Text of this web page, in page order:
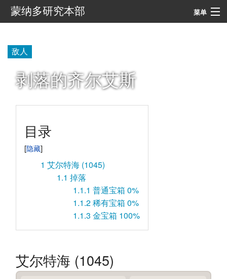
蒙纳多研究本部 菜单
敌人
剥落的齐尔艾斯
目录
1 艾尔特海 (1045)
1.1 掉落
1.1.1 普通宝箱 0%
1.1.2稀有宝箱 0%
1.1.3 金宝箱 100%
艾尔特海 (1045)